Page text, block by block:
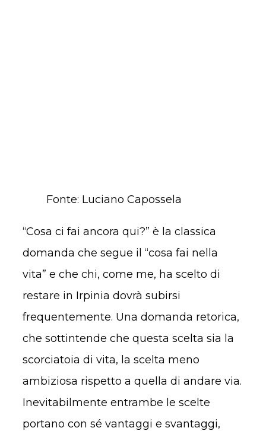
Fonte: Luciano Capossela
“Cosa ci fai ancora qui?” è la classica
domanda che segue il “cosa fai nella
vita” e che chi, come me, ha scelto di
restare in Irpinia dovrà subirsi
frequentemente. Una domanda retorica,
che sottintende che questa scelta sia la
scorciatoia di vita, la scelta meno
ambiziosa rispetto a quella di andare via.
Inevitabilmente entrambe le scelte
portano con sé vantaggi e svantaggi,